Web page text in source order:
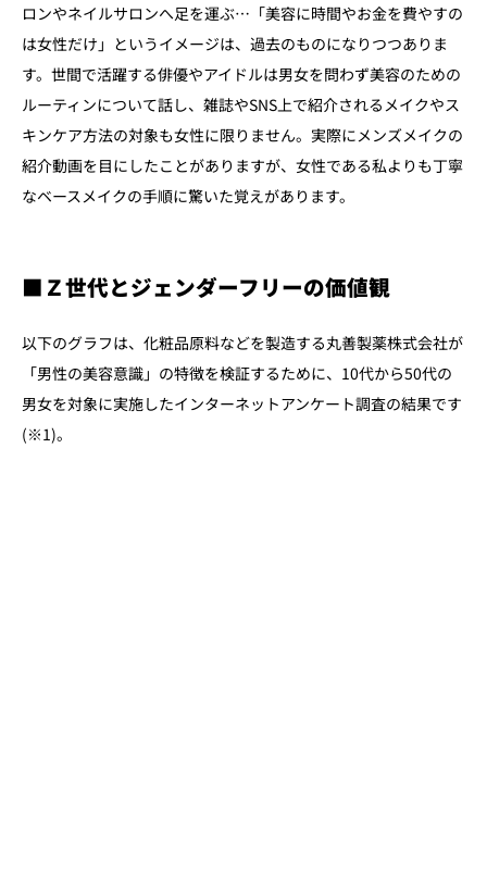
ロンやネイルサロンへ足を運ぶ…「美容に時間やお金を費やすの
は女性だけ」というイメージは、過去のものになりつつありま
す。世間で活躍する俳優やアイドルは男女を問わず美容のための
ルーティンについて話し、雑誌やSNS上で紹介されるメイクやス
キンケア方法の対象も女性に限りません。実際にメンズメイクの
紹介動画を目にしたことがありますが、女性である私よりも丁寧
なベースメイクの手順に驚いた覚えがあります。
■ Ｚ世代とジェンダーフリーの価値観
以下のグラフは、化粧品原料などを製造する丸善製薬株式会社が
「男性の美容意識」の特徴を検証するために、10代から50代の
男女を対象に実施したインターネットアンケート調査の結果です